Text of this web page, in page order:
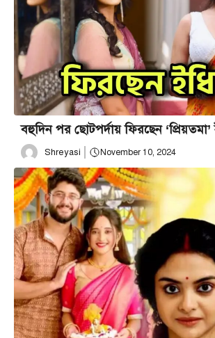
বহুদিন পর ছোটপর্দায় ফিরছেন
Shreyasi November 10, 2024